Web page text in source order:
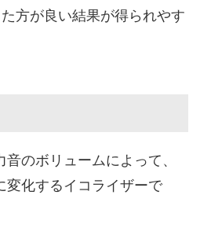
方が良い結果が得られやす
のボリュームによって、
変化するイコライザーで